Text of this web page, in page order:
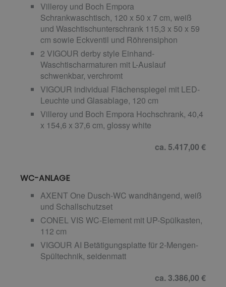
Villeroy und Boch Empora
Schrankwaschtisch, 120 x 50 x 7 cm, weiß
und Waschtischunterschrank 115,3 x 50 x 59
cm sowie Eckventil und Röhrensiphon
2 VIGOUR derby style Einhand-
Waschtischarmaturen mit L-Auslauf
schwenkbar, verchromt
VIGOUR individual Flächenspiegel mit LED-
Leuchte und Glasablage, 120 cm
Villeroy und Boch Empora Hochschrank, 40,4
x 154,6 x 37,6 cm, glossy white
ca. 5.417,00 €
WC-ANLAGE
AXENT One Dusch-WC wandhängend, weiß
und Schallschutzset
CONEL VIS WC-Element mit UP-Spülkasten,
112 cm
VIGOUR AI Betätigungsplatte für 2-Mengen-
Spültechnik, seidenmatt
ca. 3.386,00 €